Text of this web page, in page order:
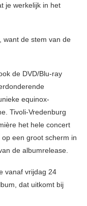
je werkelijk in het
want de stem van de
de DVD/Blu-ray
equinox-
Tivoli-Vredenburg
het hele concert
een groot scherm in
de albumrelease.
vanaf vrijdag 24
dat uitkomt bij